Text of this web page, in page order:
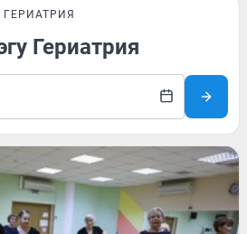
ГЕРИАТРИЯ
Гериатрия